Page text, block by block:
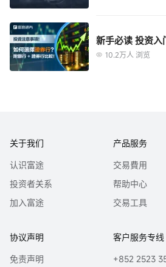
新手必读 投资入
10.2万人 浏览
关于我们
认识富途
投资者关系
加入富途
产品服务
交易費用
帮助中心
交易工具
协议声明
免责声明
客户服务专线
+852 2523